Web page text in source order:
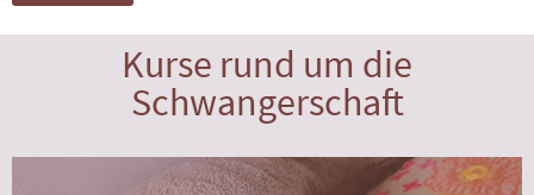
Kurse rund um die
Schwangerschaft